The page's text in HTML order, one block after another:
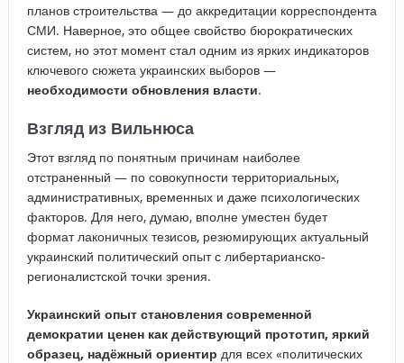
планов строительства — до аккредитации корреспондента
СМИ. Наверное, это общее свойство бюрократических
систем, но этот момент стал одним из ярких индикаторов
ключевого сюжета украинских выборов —
необходимости обновления власти.
Взгляд из Вильнюса
Этот взгляд по понятным причинам наиболее
отстраненный — по совокупности территориальных,
административных, временных и даже психологических
факторов. Для него, думаю, вполне уместен будет
формат лаконичных тезисов, резюмирующих актуальный
украинский политический опыт с либертарианско-
регионалистской точки зрения.
Украинский опыт становления современной
демократии ценен как действующий прототип, яркий
образец, надёжный ориентир для всех «политических